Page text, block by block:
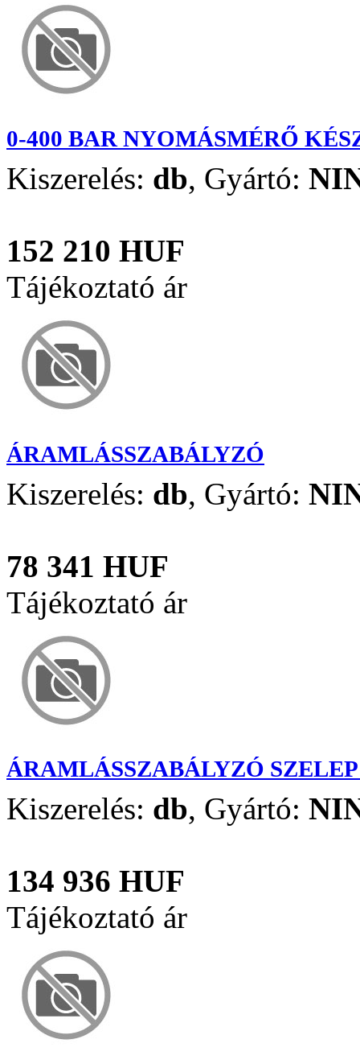
0-400 BAR NYOMÁSMÉRŐ
Kiszerelés: db, Gyártó:
152 210 HUF
Tájékoztató ár
ÁRAMLÁSSZABÁLYZÓ
Kiszerelés: db, Gyártó:
78 341 HUF
Tájékoztató ár
ÁRAMLÁSSZABÁLYZÓ SZELEP
Kiszerelés: db, Gyártó:
134 936 HUF
Tájékoztató ár